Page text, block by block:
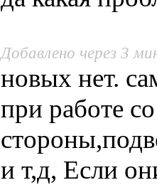
Добавлено через 3
новых нет.
при работе
и т,д, Если